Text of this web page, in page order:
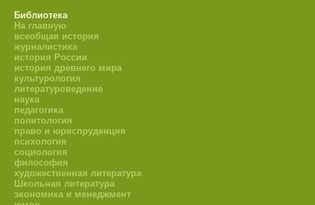
Библиотека
На главную
всеобщая история
журналистика
история России
история древнего мира
культурология
литературоведение
наука
педагогика
политология
право и юриспруденция
психология
социология
философия
художественная литература
Школьная литература
экономика и менеджмент